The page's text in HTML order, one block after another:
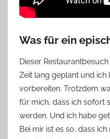
Was für ein
Dieser
Zeit lang geplant und
vorbereiten. Trotzdem
für mich, dass ich sofort
werden. Und ich habe
Bei mir ist es so, dass